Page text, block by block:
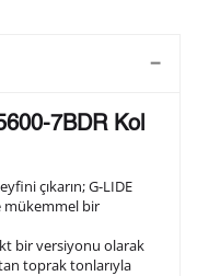
belirtmiş
10 / 10
7BDR Kol
çıkarın; G-LIDE
mükemmel bir
bir versiyonu olarak
toprak tonlarıyla